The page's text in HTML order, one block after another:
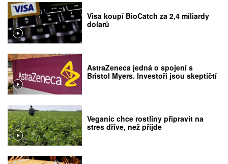
Visa koupí BioCatch za 2,4 miliardy
dolarů
AstraZeneca jedná o spojení s
Bristol Myers. Investoři jsou skeptičtí
Veganic chce rostliny připravit na
stres dříve, než přijde